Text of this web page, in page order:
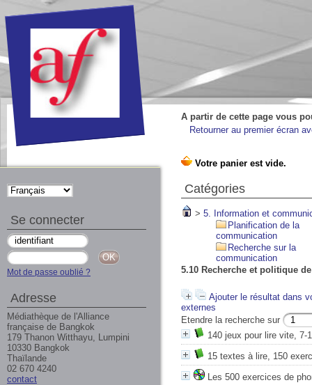
A partir de cette page vous
Retourner au premier écran
Catégories
> 5. Information et
Planification de la
communication
Recherche sur la
communication
5.10 Recherche et politique
Ajouter le résultat dans
externes
Etendre la recherche sur
140 jeux pour lire vite, 7-
15 textes à lire, 150
Les 500 exercices de
Se connecter
Mot de passe oublié ?
Adresse
Médiathèque de l'Alliance
française de Bangkok
179 Thanon Witthayu, Lumpini
10330 Bangkok
Thaïlande
02 670 4240
contact